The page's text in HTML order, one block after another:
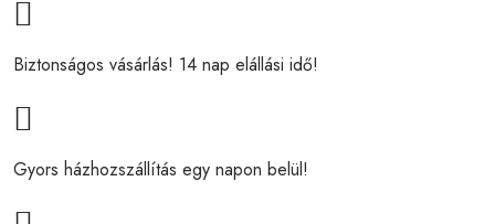
Biztonságos vásárlás! 14 nap elállási idő!
Gyors házhozszállítás egy napon belül!